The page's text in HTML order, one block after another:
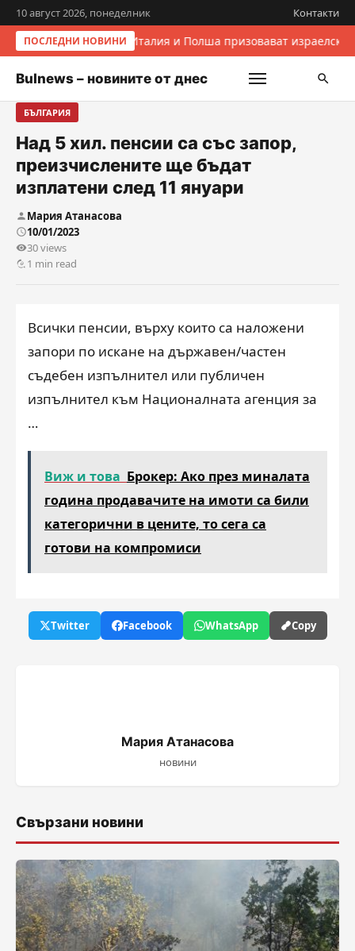
10 август 2026, понеделник Контакти
ПОСЛЕДНИ НОВИНИ Италия и Полша призовават
Bulnews – новините от днес
БЪЛГАРИЯ
Над 5 хил. пенсии са със запор,
преизчислените ще бъдат
изплатени след 11 януари
Мария Атанасова
10/01/2023
30 views
1 min read
Всички пенсии, върху които са наложени
запори по искане на държавен/частен
съдебен изпълнител или публичен
изпълнител към Националната агенция за
…
Виж и това Брокер: Ако през миналата
година продавачите на имоти са били
категорични в цените, то сега са
готови на компромиси
Twitter Facebook WhatsApp Copy
Мария Атанасова
новини
Свързани новини